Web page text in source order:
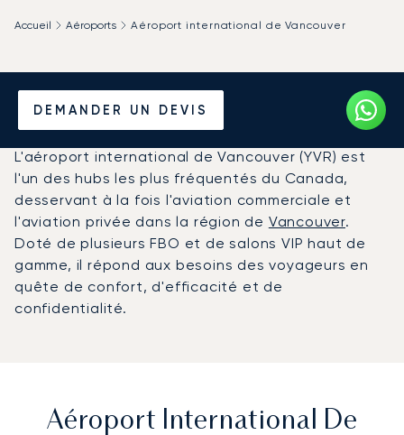
DEMANDER UN DEVIS
Accueil Aéroports Aéroport international de Vancouver
Louer un Jet Privé de/vers
l'Aéroport de Vancouver
L'aéroport international de Vancouver (YVR) est
l'un des hubs les plus fréquentés du Canada,
desservant à la fois l'aviation commerciale et
l'aviation privée dans la région de Vancouver.
Doté de plusieurs FBO et de salons VIP haut de
gamme, il répond aux besoins des voyageurs en
quête de confort, d'efficacité et de
confidentialité.
Aéroport International De